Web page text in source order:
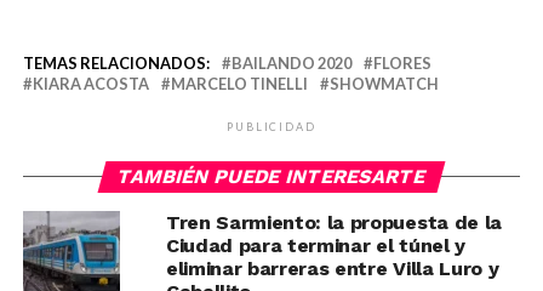
TEMAS RELACIONADOS: BAILANDO 2020
FLORES
KIARA ACOSTA
MARCELO TINELLI SHOWMATCH
PUBLICIDAD
TAMBIÉN PUEDE INTERESARTE
Tren Sarmiento: la propuesta de la
Ciudad para terminar el túnel y
eliminar barreras entre Villa Luro y